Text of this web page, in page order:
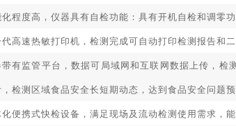
程度高，仪器具有自检功能：具有开机自检和调零
高速热敏打印机，检测完成可自动打印检测报告和二
有监管平台，数据可局域网和互联网数据上传，
检测区域食品安全长短期动态，达到食品安全问题
便携式快检设备，满足现场及流动检测使用需求，